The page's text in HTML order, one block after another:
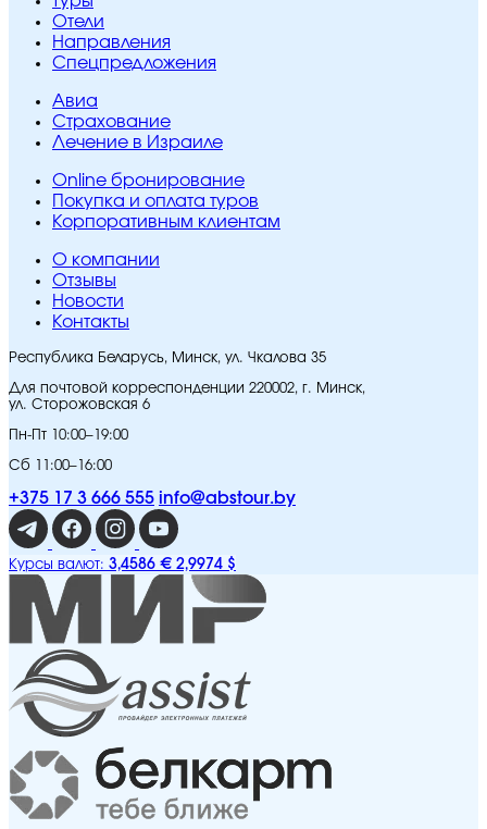
Отели
Направления
Спецпредложения
Авиа
Страхование
Лечение в Израиле
Online бронирование
Покупка и оплата туров
Корпоративным клиентам
O компании
Отзывы
Новости
Контакты
Республика Беларусь, Минск, ул. Чкалова 35
Для почтовой корреспонденции 220002, г. Минск,
ул. Сторожовская 6
Пн-Пт 10:00–19:00
Сб 11:00–16:00
+375 17 3 666 555 info@abstour.by
Курсы валют: 3,4586 € 2,9974 $